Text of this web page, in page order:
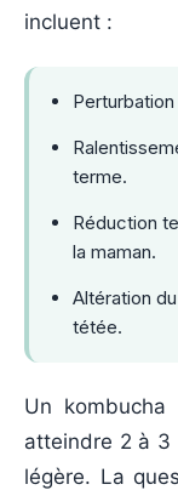
incluent :
terme.
Réduction
la maman.
Altération
tétée.
Un kombucha
atteindre 2 à 3
légère. La